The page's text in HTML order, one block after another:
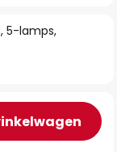
5-lamps,